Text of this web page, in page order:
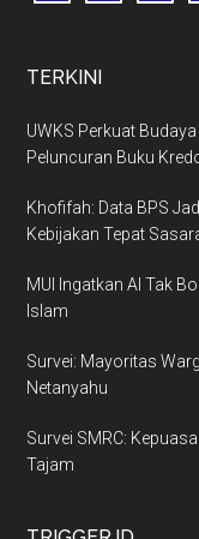
TERKINI
UWKS Perkuat
Peluncuran Buku
Khofifah: Data BPS
Kebijakan Tepat
MUI Ingatkan AI Tak
Islam
Survei: Mayoritas
Netanyahu
Survei SMRC:
Tajam